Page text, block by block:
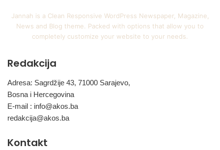
Jannah is a Clean Responsive WordPress Newspaper, Magazine,
News and Blog theme. Packed with options that allow you to
completely customize your website to your needs.
Redakcija
Adresa: Sagrdžije 43, 71000 Sarajevo,
Bosna i Hercegovina
E-mail : info@akos.ba
redakcija@akos.ba
Kontakt